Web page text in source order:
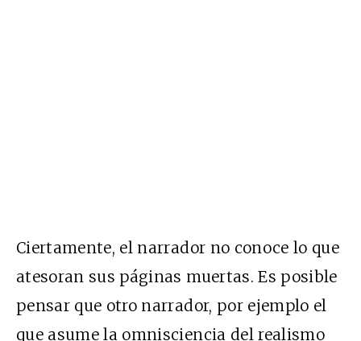
Ciertamente, el narrador no conoce lo que
atesoran sus páginas muertas. Es posible
pensar que otro narrador, por ejemplo el
que asume la omnisciencia del realismo